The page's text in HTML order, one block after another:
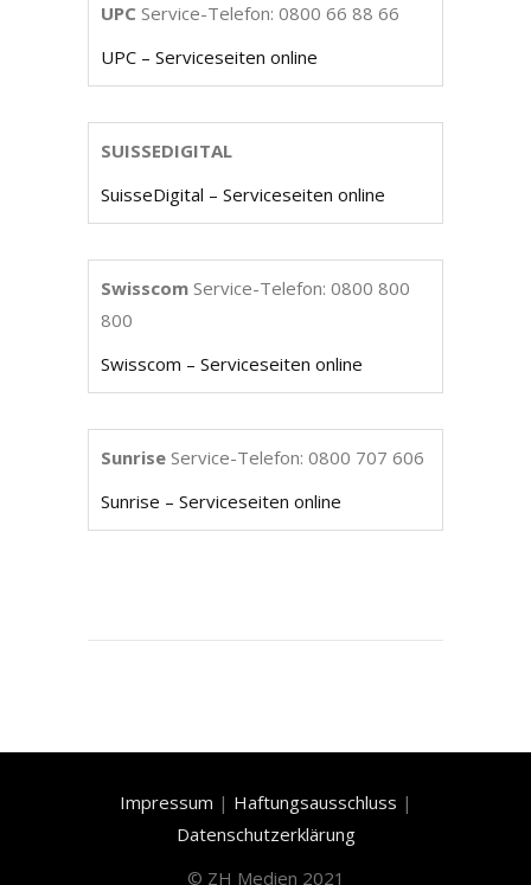
UPC Service-Telefon: 0800 66 88 66
UPC – Serviceseiten online
SUISSEDIGITAL
SuisseDigital – Serviceseiten online
Swisscom Service-Telefon: 0800 800
800
Swisscom – Serviceseiten online
Sunrise Service-Telefon: 0800 707 606
Sunrise – Serviceseiten online
Impressum | Haftungsausschluss |
Datenschutzerklärung
© ZH Medien 2021